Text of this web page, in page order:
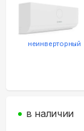
неинверторный
в наличии